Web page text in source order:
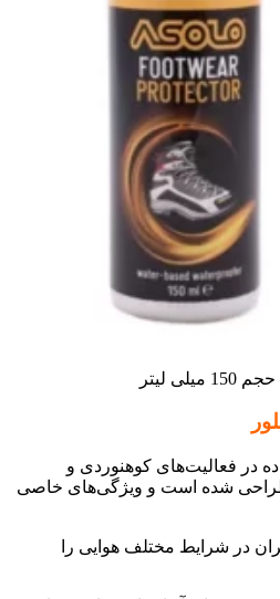
لیتر
در فعالیت‌های کوهنوردی و
شده است و ویژگی‌های خاصی
در شرایط مختلف هوایی را